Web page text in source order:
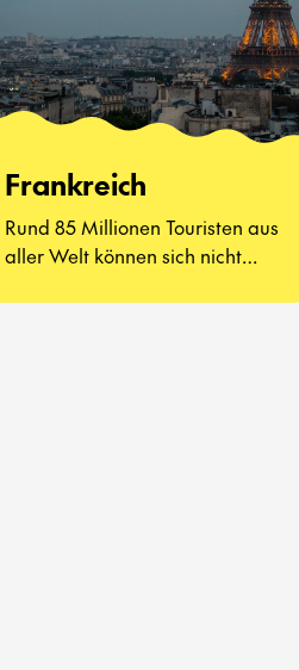
Frankreich
Rund 85 Millionen Touristen aus
aller Welt können sich nicht